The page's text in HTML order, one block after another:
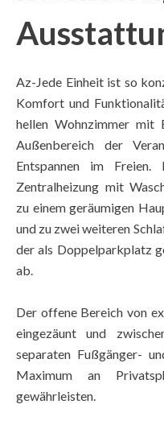
Az-Jede Einheit ist so
Komfort und
hellen Wohnzimmer mit
Außenbereich der
Entspannen im
Zentralheizung mit
zu einem geräumigen
und zu zwei weiteren
der als Doppelparkplatz
ab.
Der offene Bereich von
eingezäunt und
separaten Fußgänger-
Maximum an
gewährleisten.